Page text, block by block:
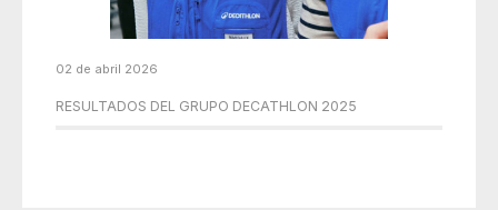
02 de abril 2026
RESULTADOS DEL GRUPO DECATHLON 2025